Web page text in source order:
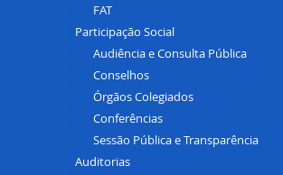
FAT
Participação Social
Audiência e Consulta Pública
Conselhos
Órgãos Colegiados
Conferências
Sessão Pública e Transparência
Auditorias